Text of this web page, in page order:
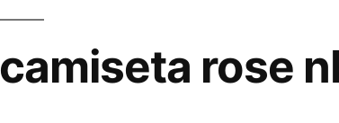
camiseta rose